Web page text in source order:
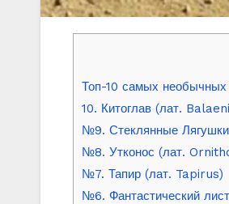
Топ-10 самых
10. Китоглав (лат.
№9. Стеклянные
№8. Утконос (лат.
№7. Тапир (лат. Tapirus)
№6. Фантастический